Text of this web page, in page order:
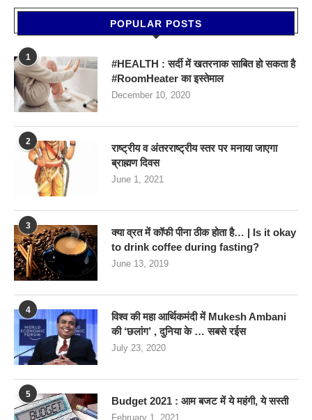
POPULAR POSTS
1
#HEALTH : सर्दी में खतरनाक साबित हो सकता है
#RoomHeater का इस्तेमाल
December 10, 2020
2
राष्ट्रीय व अंतरराष्ट्रीय स्तर पर मनाया जाएगा
ब्राह्मण दिवस
June 1, 2021
3
क्या व्रत में कॉफी पीना ठीक होता है… | Is it okay
to drink coffee during fasting?
June 13, 2019
4
विश्व की महा आर्थिकमंदी में Mukesh Ambani
की ‘छलांग’ , दुनिया के … सबसे रईस
July 23, 2020
5
Budget 2021 : आम बजट में ये महंगी, ये सस्‍ती
February 1, 2021